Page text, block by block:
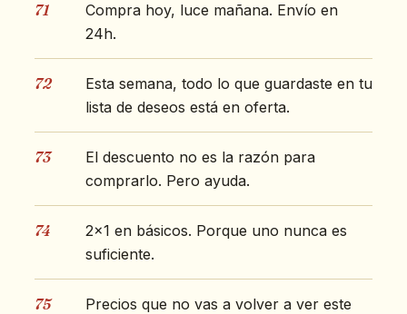
71
Compra hoy, luce mañana. Envío en
24h.
72
Esta semana, todo lo que guardaste en tu
lista de deseos está en oferta.
73
El descuento no es la razón para
comprarlo. Pero ayuda.
74
2x1 en básicos. Porque uno nunca es
suficiente.
75
Precios que no vas a volver a ver este